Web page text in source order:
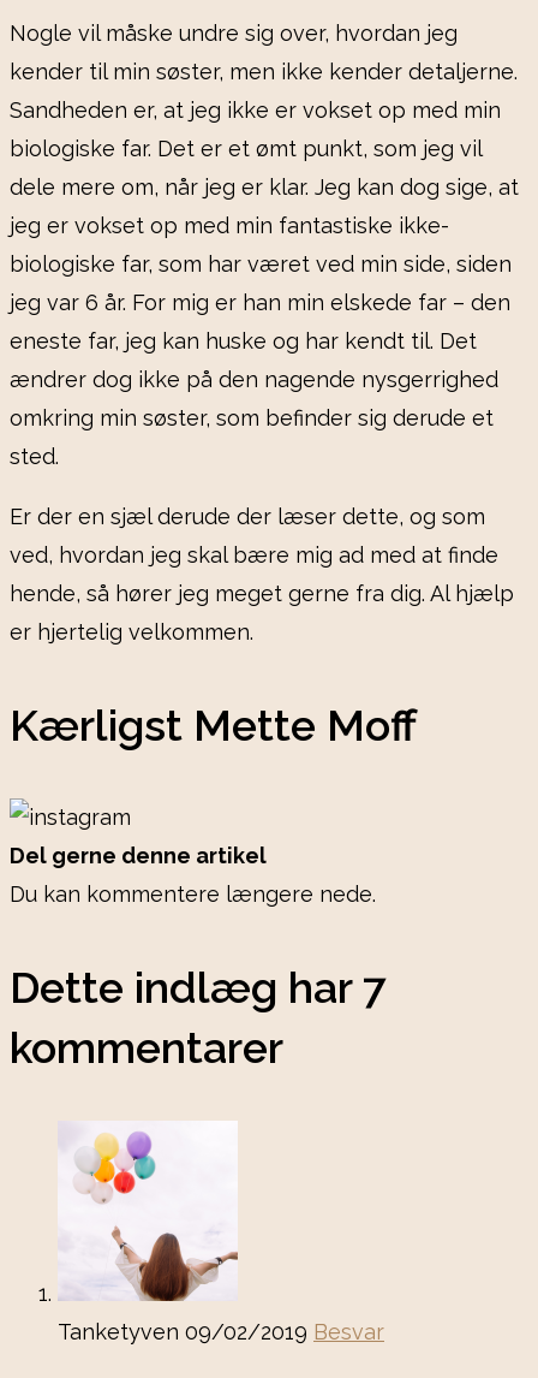
Nogle vil måske undre sig over, hvordan jeg
kender til min søster, men ikke kender detaljerne.
Sandheden er, at jeg ikke er vokset op med min
biologiske far. Det er et ømt punkt, som jeg vil
dele mere om, når jeg er klar. Jeg kan dog sige, at
jeg er vokset op med min fantastiske ikke-
biologiske far, som har været ved min side, siden
jeg var 6 år. For mig er han min elskede far – den
eneste far, jeg kan huske og har kendt til. Det
ændrer dog ikke på den nagende nysgerrighed
omkring min søster, som befinder sig derude et
sted.
Er der en sjæl derude der læser dette, og som
ved, hvordan jeg skal bære mig ad med at finde
hende, så hører jeg meget gerne fra dig. Al hjælp
er hjertelig velkommen.
Kærligst Mette Moff
Del gerne denne artikel
Du kan kommentere længere nede.
Dette indlæg har 7
kommentarer
Tanketyven 09/02/2019 Besvar